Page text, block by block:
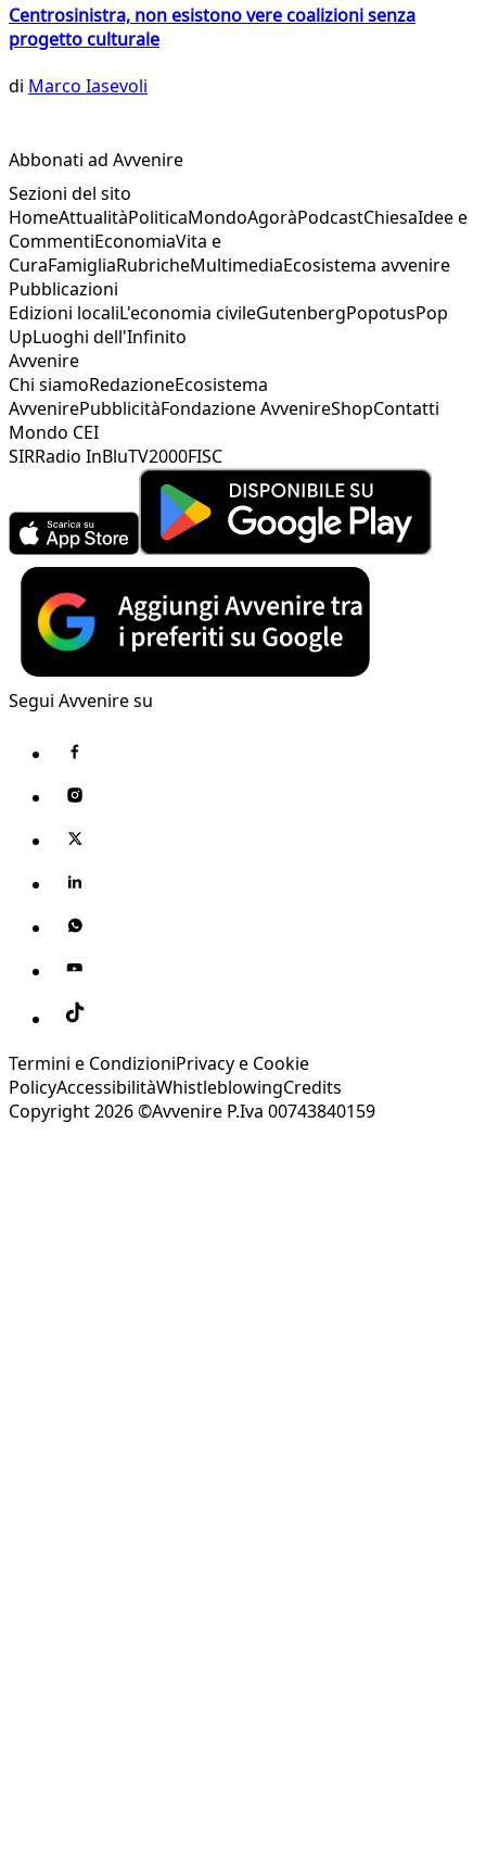
Centrosinistra, non esistono vere coalizioni senza
progetto culturale
di Marco Iasevoli
Abbonati ad Avvenire
Sezioni del sito
HomeAttualitàPoliticaMondoAgoràPodcastChiesaIdee e
CommentiEconomiaVita e
CuraFamigliaRubricheMultimediaEcosistema avvenire
Pubblicazioni
Edizioni localiL'economia civileGutenbergPopotusPop
UpLuoghi dell'Infinito
Avvenire
Chi siamoRedazioneEcosistema
AvvenirePubblicitàFondazione AvvenireShopContatti
Mondo CEI
SIRRadio InBluTV2000FISC
Segui Avvenire su
Termini e CondizioniPrivacy e Cookie
PolicyAccessibilitàWhistleblowingCredits
Copyright 2026 ©Avvenire P.Iva 00743840159